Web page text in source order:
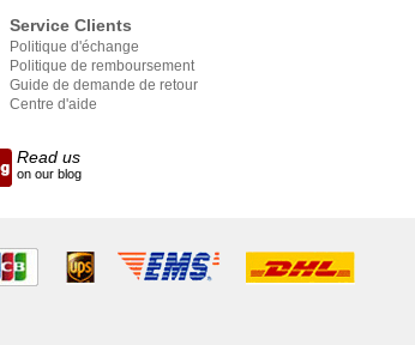
Service Clients
Politique d'échange
Politique de remboursement
Guide de demande de retour
Centre d'aide
Read us
on our blog